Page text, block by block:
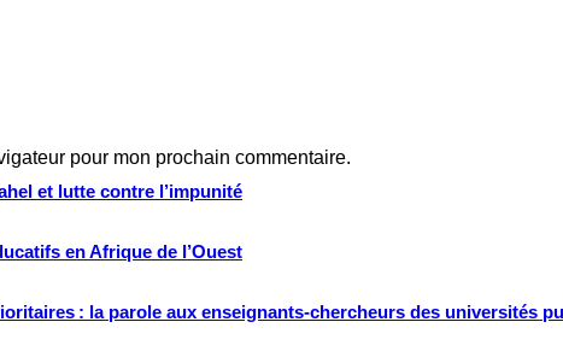
et lutte contre l’impunité
en Afrique de l’Ouest
: la parole aux enseignants-chercheurs des universités
pour mon prochain commentaire.